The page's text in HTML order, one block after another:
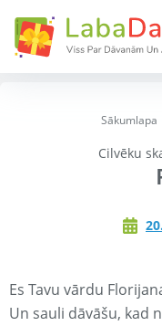
Sākumlapa
Cilvēku
Es Tavu vārdu
Un sauli dāvāšu, kad